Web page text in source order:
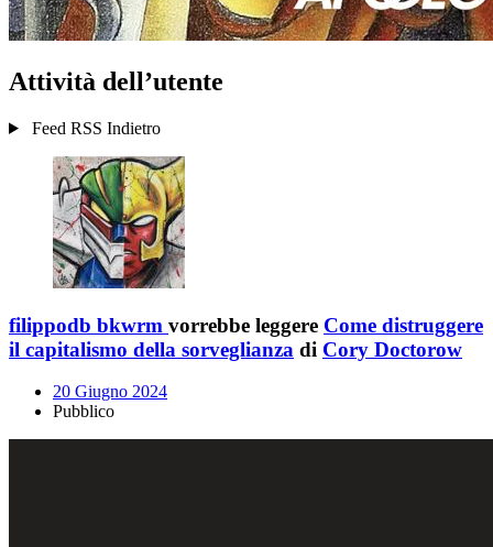
Attività dell’utente
Feed RSS Indietro
filippodb bkwrm vorrebbe leggere Come distruggere
il capitalismo della sorveglianza di Cory Doctorow
20 Giugno 2024
Pubblico